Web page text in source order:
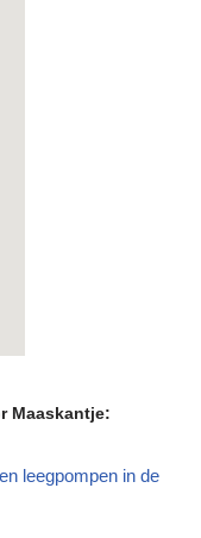
Maaskantje:
leegpompen in de